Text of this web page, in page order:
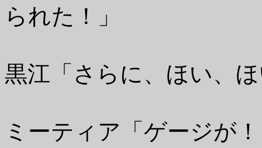
られた！」
黒江「さらに、ほい、
ミーティア「ゲージが